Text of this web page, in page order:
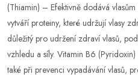
(Thiamin) – Efektivně dodává
vytváří proteiny, které udržují vlasy
důležitý pro udržení zdraví vlasů,
vzhledu a síly. Vitamin B6
také při prevenci vypadávání vlasů,